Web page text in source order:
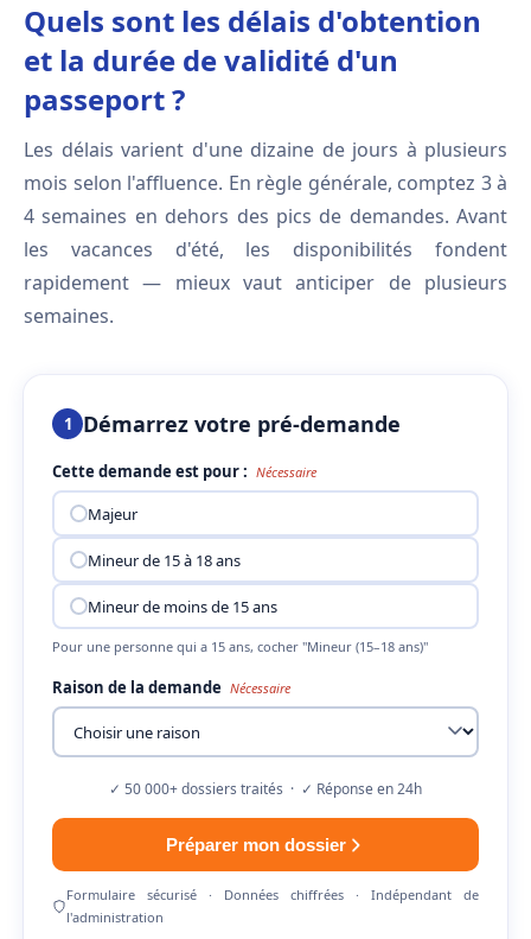
Quels sont les délais d'obtention
et la durée de validité d'un
passeport ?
Les délais varient d'une dizaine de jours à plusieurs
mois selon l'affluence. En règle générale, comptez 3 à
4 semaines en dehors des pics de demandes. Avant
les vacances d'été, les disponibilités fondent
rapidement — mieux vaut anticiper de plusieurs
semaines.
1 Démarrez votre pré-demande
Cette demande est pour : Nécessaire
Majeur
Mineur de 15 à 18 ans
Mineur de moins de 15 ans
Pour une personne qui a 15 ans, cocher "Mineur (15–18 ans)"
Raison de la demande Nécessaire
✓ 50 000+ dossiers traités · ✓ Réponse en 24h
Préparer mon dossier
Formulaire sécurisé · Données chiffrées · Indépendant de
l'administration